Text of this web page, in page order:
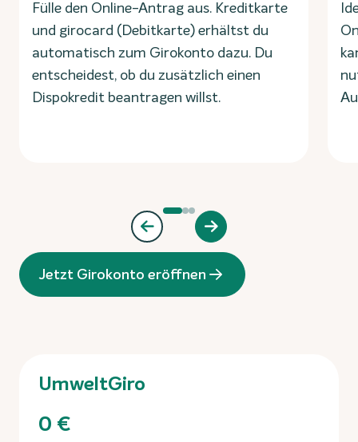
Fülle den Online-Antrag aus. Kreditkarte
und girocard (Debitkarte) erhältst du
automatisch zum Girokonto dazu. Du
entscheidest, ob du zusätzlich einen
Dispokredit beantragen willst.
Jetzt Girokonto eröffnen
UmweltGiro
0 €